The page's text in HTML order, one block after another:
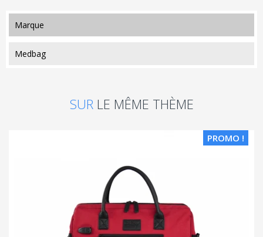
marque
Medbag
SUR LE MÊME THÈME
PROMO !